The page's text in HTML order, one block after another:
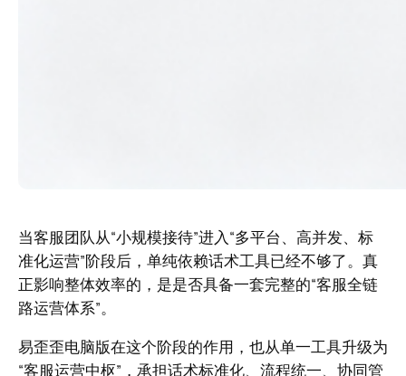
当客服团队从“小规模接待”进入“多平台、高并发、标
准化运营”阶段后，单纯依赖话术工具已经不够了。真
正影响整体效率的，是是否具备一套完整的“客服全链
路运营体系”。
易歪歪电脑版在这个阶段的作用，也从单一工具升级为
“客服运营中枢”，承担话术标准化、流程统一、协同管